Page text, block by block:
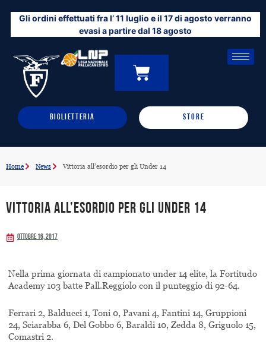
contenuto
Gli ordini effettuati fra l’ 11 luglio e il 17 di agosto verranno
evasi a partire dal 18 agosto
0
CARRELLO
BIGLIETTERIA STORE
Home News Vittoria all’esordio per gli Under 14
Vittoria all’esordio per gli Under 14
Ottobre 16, 2017
Nella prima giornata di campionato under 14 elite, la Fortitudo
Academy 103 batte Pall.Reggiolo con il punteggio di 92-64.
Ferrari 2, Balducci 1, Toni 0, Pavani 4, Fantini 14, Gruppioni
24, Sciarabba 6, Del Gobbo 6, Baraldi 10, Zedda 8, Griguolo 15,
Comastri 2.